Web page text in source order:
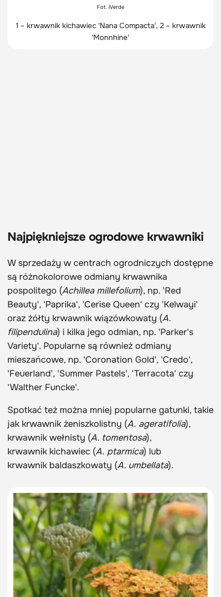
Fot. iVerde
1 – krwawnik kichawiec 'Nana Compacta', 2 – krwawnik
'Monnhine'
Najpiękniejsze ogrodowe krwawniki
W sprzedaży w centrach ogrodniczych dostępne
są różnokolorowe odmiany krwawnika
pospolitego (Achillea millefolium), np. 'Red
Beauty', 'Paprika', 'Cerise Queen' czy 'Kelwayi'
oraz żółty krwawnik wiązówkowaty (A.
filipendulina) i kilka jego odmian, np. 'Parker's
Variety'. Popularne są również odmiany
mieszańcowe, np. 'Coronation Gold', 'Credo',
'Feuerland', 'Summer Pastels', 'Terracota' czy
'Walther Funcke'.
Spotkać też można mniej popularne gatunki, takie
jak krwawnik żeniszkolistny (A. ageratifolia),
krwawnik wełnisty (A. tomentosa),
krwawnik kichawiec (A. ptarmica) lub
krwawnik baldaszkowaty (A. umbellata).